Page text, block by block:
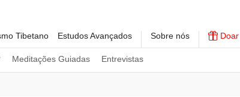
Meditações Guiadas Entrevistas
Tibetano Estudos Avançados Sobre nós Doar